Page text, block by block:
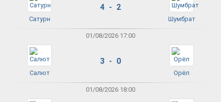
Сатурн
4 - 2
Шумбрат
01/08/2026 17:00
Салют
3 - 0
Орёл
01/08/2026 18:00